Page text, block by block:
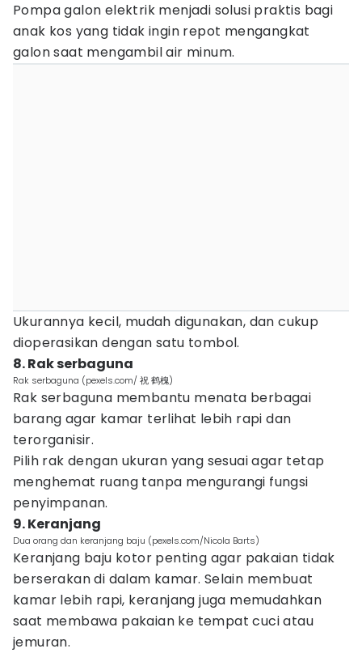
Pompa galon elektrik menjadi solusi praktis bagi
anak kos yang tidak ingin repot mengangkat
galon saat mengambil air minum.
Ukurannya kecil, mudah digunakan, dan cukup
dioperasikan dengan satu tombol.
8. Rak serbaguna
Rak serbaguna (pexels.com/ 祝 鹤槐)
Rak serbaguna membantu menata berbagai
barang agar kamar terlihat lebih rapi dan
terorganisir.
Pilih rak dengan ukuran yang sesuai agar tetap
menghemat ruang tanpa mengurangi fungsi
penyimpanan.
9. Keranjang
Dua orang dan keranjang baju (pexels.com/Nicola Barts)
Keranjang baju kotor penting agar pakaian tidak
berserakan di dalam kamar. Selain membuat
kamar lebih rapi, keranjang juga memudahkan
saat membawa pakaian ke tempat cuci atau
jemuran.